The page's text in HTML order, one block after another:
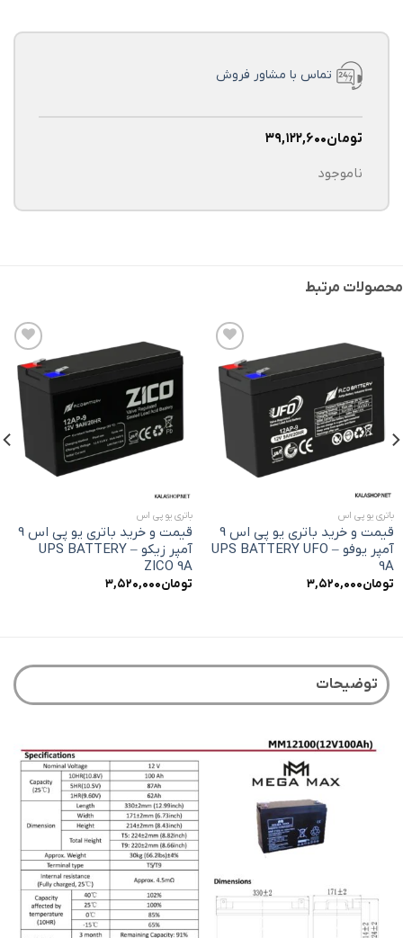
تماس با مشاور فروش
تومان۳۹,۱۲۲,۶۰۰
ناموجود
محصولات مرتبط
افزودن
به
علاقه
مندی
ها
باتری یو پی اس
قیمت و خرید باتری یو پی اس 9
آمپر یوفو – UPS BATTERY UFO
9A
تومان۳,۵۲۰,۰۰۰
افزودن
به
علاقه
مندی
ها
باتری یو پی اس
قیمت و خرید باتری یو پی اس 9
آمپر زیکو – UPS BATTERY
ZICO 9A
تومان۳,۵۲۰,۰۰۰
توضیحات